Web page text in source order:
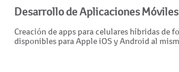
Desarrollo de Aplicaciones Móviles
Creación de apps para celulares híbridas de
disponibles para Apple iOS y Android al